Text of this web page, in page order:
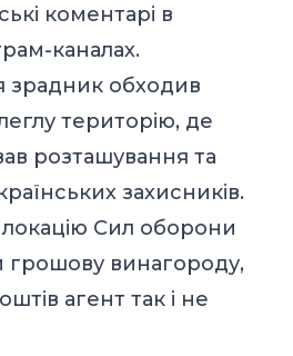
коментарі в
каналах.
зрадник обходив
територію, де
розташування та
захисників.
Сил оборони
грошову винагороду,
агент так і не